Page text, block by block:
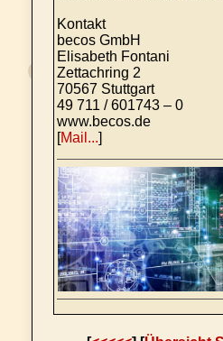
Kontakt
becos GmbH
Elisabeth Fontani
Zettachring 2
70567 Stuttgart
49 711 / 601743 – 0
www.becos.de
[Mail...]